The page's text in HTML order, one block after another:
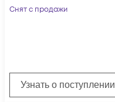
Снят с продажи
Узнать о поступлении